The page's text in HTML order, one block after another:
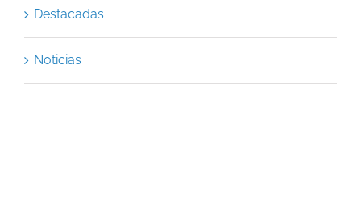
Destacadas
Noticias